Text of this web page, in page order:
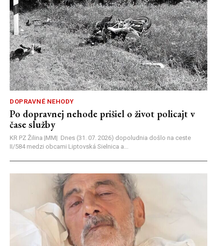
DOPRAVNÉ NEHODY
Po dopravnej nehode prišiel o život policajt v
čase služby
KR PZ Žilina |MM| Dnes (31. 07. 2026) dopoludnia došlo na ceste
II/584 medzi obcami Liptovská Sielnica a...